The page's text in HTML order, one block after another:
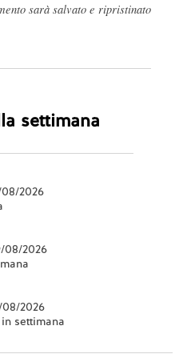
sarà salvato e ripristinato
settimana
2026
2026
2026
settimana